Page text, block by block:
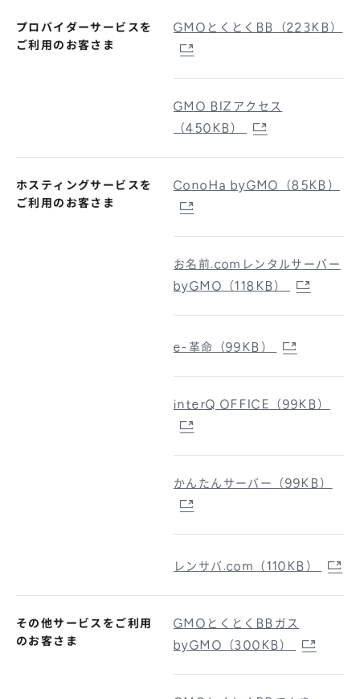
プロバイダーサービスを
ご利用のお客さま
GMOとくとくBB（223KB）
GMO BIZアクセス
（450KB）
ホスティングサービスを
ご利用のお客さま
ConoHa byGMO（85KB）
お名前.comレンタルサーバー
byGMO（118KB）
e-革命（99KB）
interQ OFFICE（99KB）
かんたんサーバー（99KB）
レンサバ.com（110KB）
その他サービスをご利用
のお客さま
GMOとくとくBBガス
byGMO（300KB）